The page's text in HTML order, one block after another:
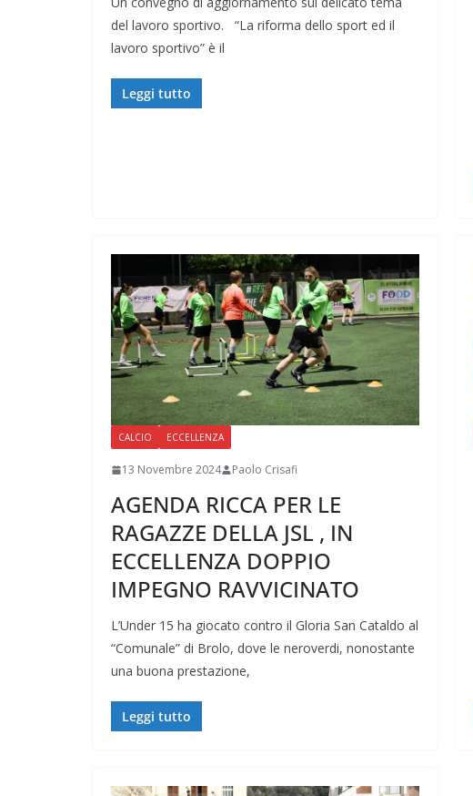
del lavoro sportivo. “La riforma dello sport ed il
lavoro sportivo” è il
Leggi tutto
CALCIO ECCELLENZA
13 Novembre 2024 Paolo Crisafi
AGENDA RICCA PER LE
RAGAZZE DELLA JSL , IN
ECCELLENZA DOPPIO
IMPEGNO RAVVICINATO
L’Under 15 ha giocato contro il Gloria San Cataldo al
“Comunale” di Brolo, dove le neroverdi, nonostante
una buona prestazione,
Leggi tutto